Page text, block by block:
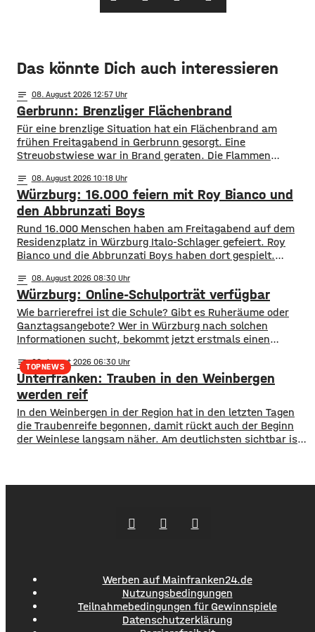
Das könnte Dich auch interessieren
notes 08. August 2026 12:57
Gerbrunn: Brenzliger Flächenbrand
Für eine brenzlige Situation hat ein Flächenbrand am
frühen Freitagabend in Gerbrunn gesorgt. Eine
Streuobstwiese war in Brand geraten. Die Flammen
Fläche von mehreren hundert Quadratmetern aus. Auch
vier Bäume standen in Flammen. Zudem kamen die
Flammen auch einer Kleingartenanlage und fünf
Wohnhäusern immer näher. Den Feuerwehren
notes 08. August 2026 10:18
Würzburg: 16.000 feiern mit Roy Bianco und
den Abbrunzati Boys
Rund 16.000 Menschen haben am Freitagabend auf dem
Residenzplatz in Würzburg Italo-Schlager gefeiert. Roy
Bianco und die Abbrunzati Boys haben dort gespielt.
abseits des Konzertgeländes verfolgten viele Zaungäste bei
Picknick-Stimmung in den Straßen die Songs. Hier gibt es
Bilder vom Konzert Die Konzertreihe vor dem
notes 08. August 2026 08:30
Würzburg: Online-Schulporträt verfügbar
​​Wie barrierefrei ist die Schule? Gibt es Ruheräume oder
Ganztagsangebote? Wer in Würzburg nach solchen
Informationen sucht, bekommt jetzt erstmals einen
im Open-Data-Portal neue digitale
Schulporträts veröffentlicht. Dort werden alle 35 Schulen
in städtischer Trägerschaft mit einer Vielzahl von Daten
vorgestellt und miteinander vergleichbar gemacht. ​So
können beispielsweise Schülerzahlen, die Anzahl der
TOPNEWS
notes 08. August 2026 06:30
Unterfranken: Trauben in den Weinbergen
werden reif
In den Weinbergen in der Region hat in den letzten Tagen
die Traubenreife begonnen, damit rückt auch der Beginn
der Weinlese langsam näher. Am deutlichsten sichtbar ist
Werben auf Mainfranken24.de
Nutzungsbedingungen
Teilnahmebedingungen für Gewinnspiele
Datenschutzerklärung